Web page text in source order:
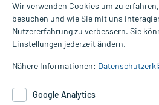
Alle Preise gelten inkl. MwSt., ggf. zzgl.
Informationen auf dieser Website
die Untersuchung und Behandlung
Therapien eingeleitet werden können. |
Wir verwenden Cookies um zu
besuchen und wie Sie mit uns
Nutzererfahrung zu verbessern. Sie
Einstellungen jederzeit ändern.
Nähere Informationen:
Google Analytics